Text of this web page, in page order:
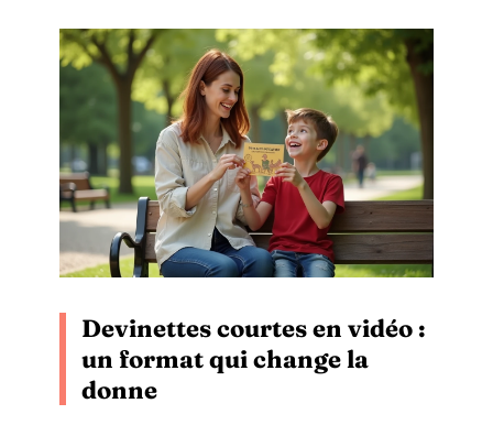
Devinettes courtes en vidéo :
un format qui change la
donne